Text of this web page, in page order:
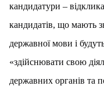
кандидатури –
кандидатів, що мають
державної мови і
«здійснювати свою
державних органів та